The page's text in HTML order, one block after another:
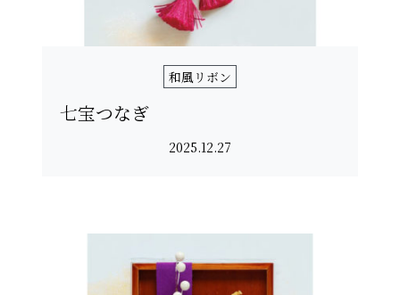
和風リボン
七宝つなぎ
2025.12.27